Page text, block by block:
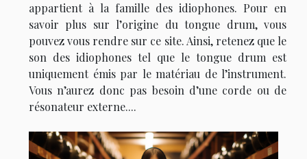
appartient à la famille des idiophones. Pour en
savoir plus sur l’origine du tongue drum, vous
pouvez vous rendre sur ce site. Ainsi, retenez que le
son des idiophones tel que le tongue drum est
uniquement émis par le matériau de l’instrument.
Vous n’aurez donc pas besoin d’une corde ou de
résonateur externe....